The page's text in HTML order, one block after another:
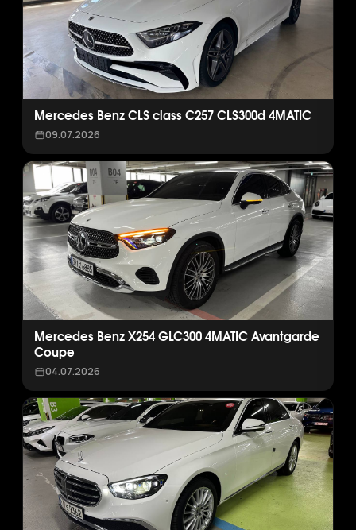
Mercedes Benz CLS class C257 CLS300d 4MATIC
09.07.2026
Mercedes Benz X254 GLC300 4MATIC Avantgarde
Coupe
04.07.2026